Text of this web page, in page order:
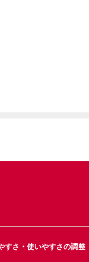
すさ・使いやすさの調整